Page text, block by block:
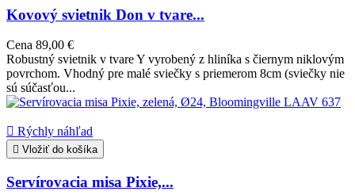
Kovový svietnik Don v tvare...
Cena 89,00 €
Robustný svietnik v tvare Y vyrobený z hliníka s čiernym niklovým
povrchom. Vhodný pre malé sviečky s priemerom 8cm (sviečky nie
sú súčasťou...
 Rýchly náhľad
 Vložiť do košíka
Servírovacia misa Pixie,...